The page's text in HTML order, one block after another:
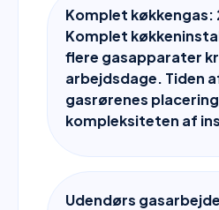
Komplet køkkengas:
Komplet
flere gasapparater
arbejdsdage. Tiden
gasrørenes
kompleksiteten af
Udendørs